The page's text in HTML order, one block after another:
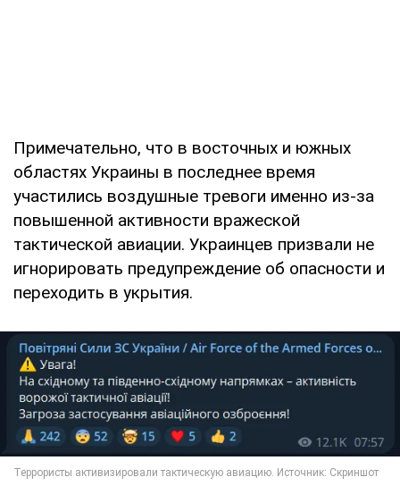
Примечательно, что в восточных и южных
областях Украины в последнее время
участились воздушные тревоги именно из-за
повышенной активности вражеской
тактической авиации. Украинцев призвали не
игнорировать предупреждение об опасности и
переходить в укрытия.